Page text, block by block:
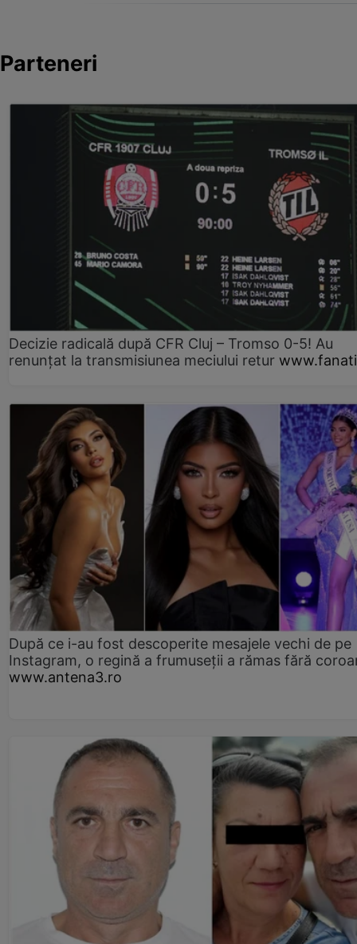
Parteneri
Decizie radicală după CFR Cluj – Tromso 0-5! Au
renunțat la transmisiunea meciului retur
După ce i-au fost descoperite mesajele vechi de pe
Instagram, o regină a frumuseții a rămas fără
www.antena3.ro